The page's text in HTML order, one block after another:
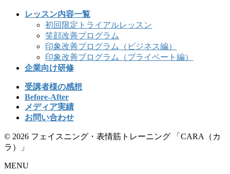
レッスン内容一覧
初回限定トライアルレッスン
笑顔改善プログラム
印象改善プログラム（ビジネス編）
印象改善プログラム（プライベート編）
企業向け研修
受講者様の感想
Before-After
メディア実績
お問い合わせ
© 2026 フェイスニング・表情筋トレーニング 「CARA（カ
ラ）」
MENU